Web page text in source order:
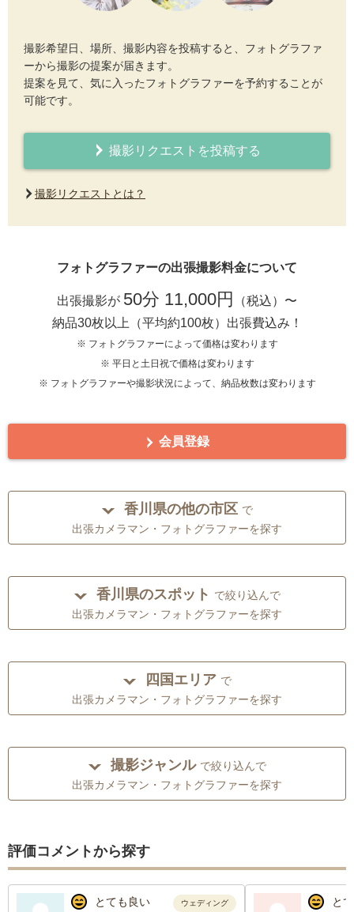
撮影希望日、場所、撮影内容を投稿すると、フォトグラファ
ーから撮影の提案が届きます。
提案を見て、気に入ったフォトグラファーを予約することが
可能です。
撮影リクエストを投稿する
撮影リクエストとは？
フォトグラファーの出張撮影料金について
出張撮影が 50分 11,000円
（税込）〜
納品30枚以上（平均約100枚）出張費込み！
※ フォトグラファーによって価格は変わります
※ 平日と土日祝で価格は変わります
※ フォトグラファーや撮影状況によって、納品枚数は変わります
会員登録
香川県の他の市区 で
出張カメラマン・フォトグラファーを探す
香川県のスポット で絞り込んで
出張カメラマン・フォトグラファーを探す
四国エリア で
出張カメラマン・フォトグラファーを探す
撮影ジャンル で絞り込んで
出張カメラマン・フォトグラファーを探す
評価コメントから探す
とても良い ウェディング と